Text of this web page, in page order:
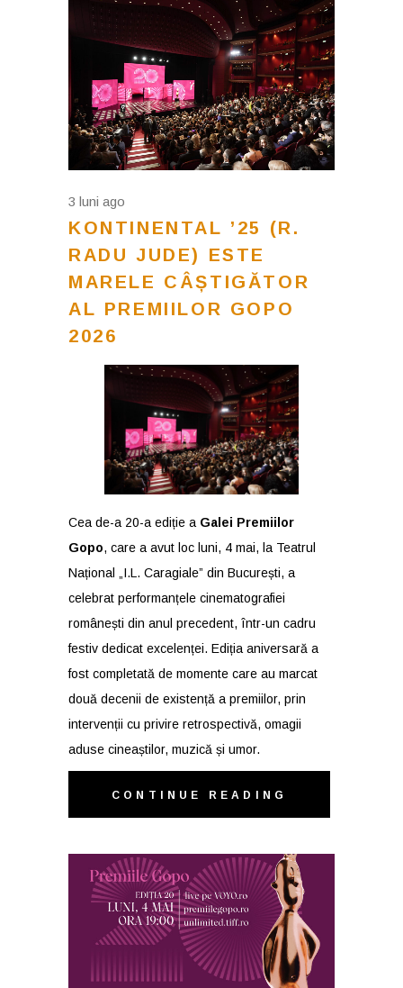
3 luni ago
KONTINENTAL ’25 (R.
RADU JUDE) ESTE
MARELE CÂȘTIGĂTOR
AL PREMIILOR GOPO
2026
Cea de-a 20-a ediție a Galei Premiilor
Gopo, care a avut loc luni, 4 mai, la Teatrul
Național „I.L. Caragiale” din București, a
celebrat performanțele cinematografiei
românești din anul precedent, într-un cadru
festiv dedicat excelenței. Ediția aniversară a
fost completată de momente care au marcat
două decenii de existență a premiilor, prin
intervenții cu privire retrospectivă, omagii
aduse cineaștilor, muzică și umor.
CONTINUE READING